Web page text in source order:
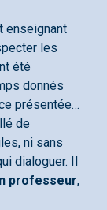
enseignant
les
été
donnés
présentée…
de
ni sans
dialoguer. Il
professeur,